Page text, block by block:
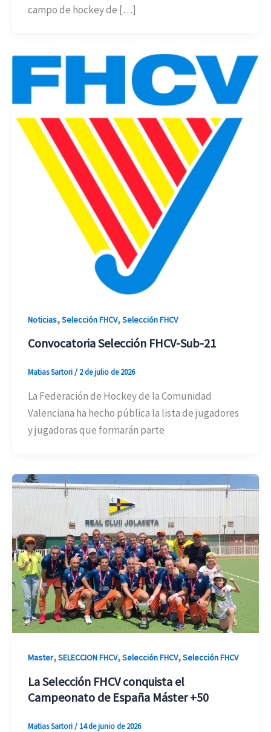
campo de hockey de […]
Noticias,Selección FHCV,Selección FHCV
Convocatoria Selección FHCV-Sub-21
Matias Sartori/ 2 de julio de 2026
La Federación de Hockey de la Comunidad
Valenciana ha hecho pública la lista de jugadores
y jugadoras que formarán parte
Master,SELECCION FHCV,Selección FHCV,Selección FHCV
La Selección FHCV conquista el
Campeonato de España Máster +50
Matias Sartori/ 14 de junio de 2026